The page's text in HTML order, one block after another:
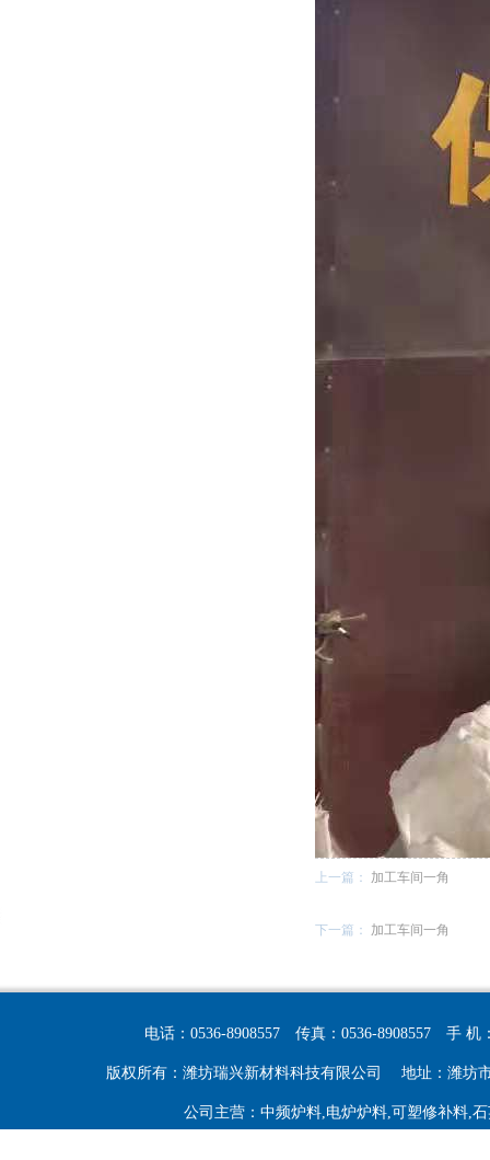
上一篇： 加工车间一角
下一篇： 加工车间一角
电话：0536-8908557 传真：0536-8908557 手 机
版权所有：潍坊瑞兴新材料科技有限公司 地址：潍坊
公司主营：中频炉料,电炉炉料,可塑修补料,